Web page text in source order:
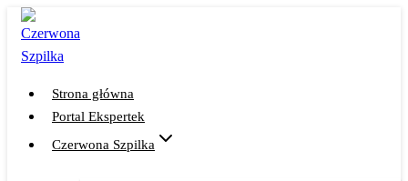
Przejdź
treści
Strona główna
Portal Ekspertek
Czerwona Szpilka